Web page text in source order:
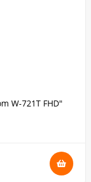
W-721T FHD"